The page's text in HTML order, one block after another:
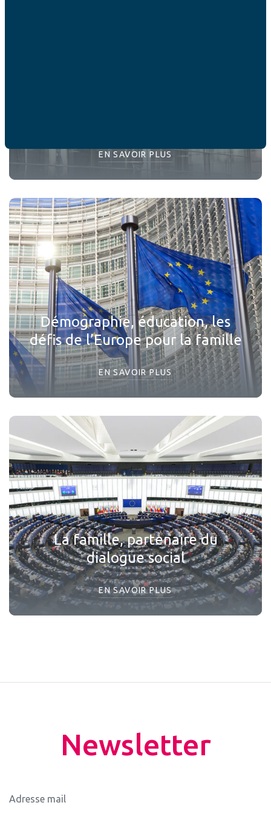
EN SAVOIR PLUS
Démographie, éducation, les
défis de l’Europe pour la famille
EN SAVOIR PLUS
La famille, partenaire du
dialogue social
EN SAVOIR PLUS
Newsletter
Adresse mail